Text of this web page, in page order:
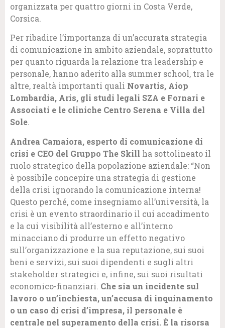
organizzata per quattro giorni in Costa Verde,
Corsica.
Per ribadire l’importanza di un’accurata strategia
di comunicazione in ambito aziendale, soprattutto
per quanto riguarda la relazione tra leadership e
personale, hanno aderito alla summer school, tra le
altre, realtà importanti quali Novartis, Aiop
Lombardia, Aris, gli studi legali SZA e Fornari e
Associati e le cliniche Centro Serena e Villa del
Sole.
Andrea Camaiora, esperto di comunicazione di
crisi e CEO del Gruppo The Skill ha sottolineato il
ruolo strategico della popolazione aziendale: “Non
è possibile concepire una strategia di gestione
della crisi ignorando la comunicazione interna!
Questo perché, come insegniamo all’università, la
crisi è un evento straordinario il cui accadimento
e la cui visibilità all’esterno e all’interno
minacciano di produrre un effetto negativo
sull’organizzazione e la sua reputazione, sui suoi
beni e servizi, sui suoi dipendenti e sugli altri
stakeholder strategici e, infine, sui suoi risultati
economico-finanziari. Che sia un incidente sul
lavoro o un’inchiesta, un’accusa di inquinamento
o un caso di crisi d’impresa, il personale è
centrale nel superamento della crisi. È la risorsa